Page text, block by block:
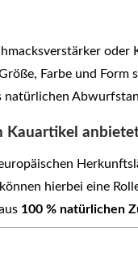
oder
Farbe und Form
natürlichen
Kauartikel
hierbei eine
100 % natürlichen